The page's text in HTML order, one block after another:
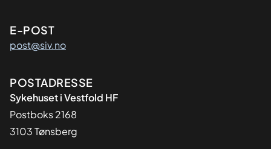
E-POST
post@siv.no
Adresse
POSTADRESSE
Sykehuset i Vestfold HF
Postboks 2168
3103 Tønsberg